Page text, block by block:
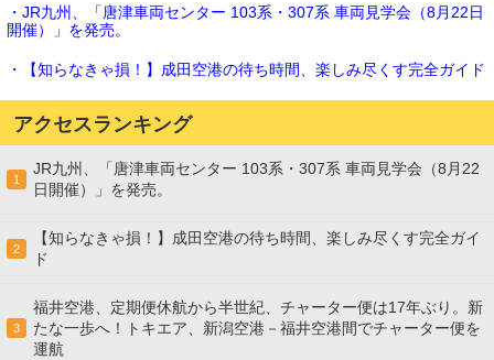
・JR九州、「唐津車両センター 103系・307系 車両見学会（8月22日
開催）」を発売。
・【知らなきゃ損！】成田空港の待ち時間、楽しみ尽くす完全ガイド
アクセスランキング
1
JR九州、「唐津車両センター 103系・307系 車両見学会（8月22
日開催）」を発売。
2
【知らなきゃ損！】成田空港の待ち時間、楽しみ尽くす完全ガイ
ド
3
福井空港、定期便休航から半世紀、チャーター便は17年ぶり。新
たな一歩へ！トキエア、新潟空港－福井空港間でチャーター便を
運航